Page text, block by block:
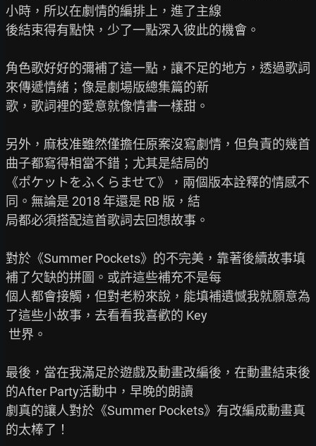
小時，所以在劇情的編排上，進了主線
後結束得有點快，少了一點深入彼此的機會。
角色歌好好的彌補了這一點，讓不足的地方，透過歌詞
來傳遞情緒；像是劇場版總集篇的新
歌，歌詞裡的愛意就像情書一樣甜。
另外，麻枝准雖然僅擔任原案沒寫劇情，但負責的幾首
曲子都寫得相當不錯；尤其是結局的
《ポケットをふくらませて》，兩個版本詮釋的情感不
同。無論是 2018 年還是 RB 版，結
局都必須搭配這首歌詞去回想故事。
對於《Summer Pockets》的不完美，靠著後續故事填
補了欠缺的拼圖。或許這些補充不是每
個人都會接觸，但對老粉來說，能填補遺憾我就願意為
了這些小故事，去看看我喜歡的 Key
最後，當在我滿足於遊戲及動畫改編後，在動畫結束後
的After Party活動中，早晚的朗讀
劇真的讓人對於《Summer Pockets》有改編成動畫真
的太棒了！